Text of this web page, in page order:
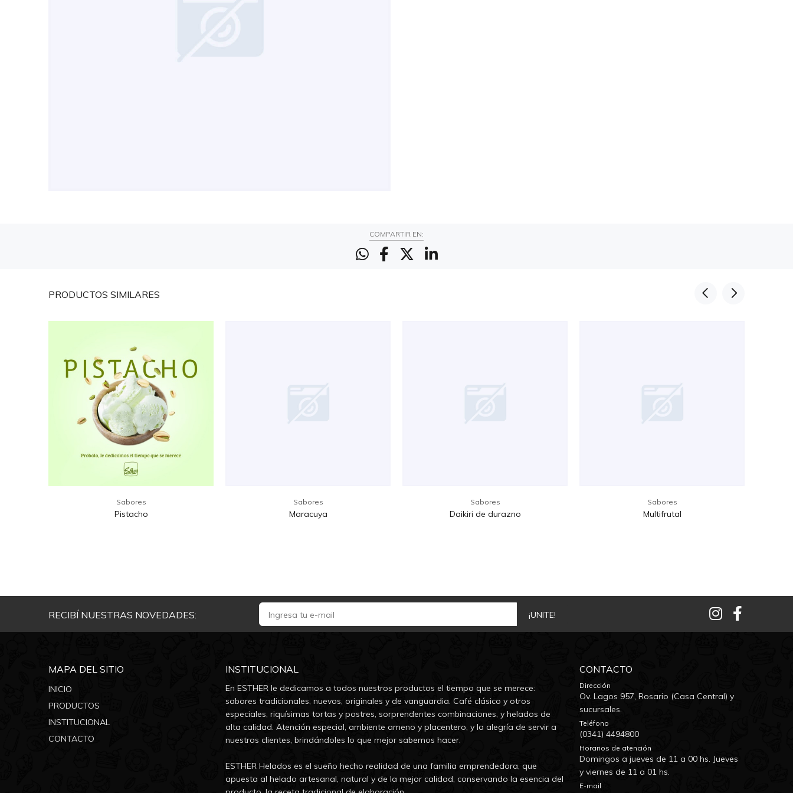
COMPARTIR EN:
PRODUCTOS SIMILARES
Sabores
Pistacho
Sabores
Maracuya
Sabores
Daikiri de durazno
Sabores
Multifrutal
RECIBÍ NUESTRAS NOVEDADES: ¡UNITE!
MAPA DEL SITIO
INICIO
PRODUCTOS
INSTITUCIONAL
CONTACTO
INSTITUCIONAL
En ESTHER le dedicamos a todos nuestros productos el tiempo que se merece:
sabores tradicionales, nuevos, originales y de vanguardia. Café clásico y otros
especiales, riquísimas tortas y postres, sorprendentes combinaciones, y helados de
alta calidad. Atención especial, ambiente ameno y placentero, y la alegría de servir a
nuestros clientes, brindándoles lo que mejor sabemos hacer.
ESTHER Helados es el sueño hecho realidad de una familia emprendedora, que
apuesta al helado artesanal, natural y de la mejor calidad, conservando la esencia del
CONTACTO
Dirección
Ov. Lagos 957, Rosario (Casa Central) y
sucursales.
Teléfono
(0341) 4494800
Horarios de atención
Domingos a jueves de 11 a 00 hs. Jueves
y viernes de 11 a 01 hs.
E-mail